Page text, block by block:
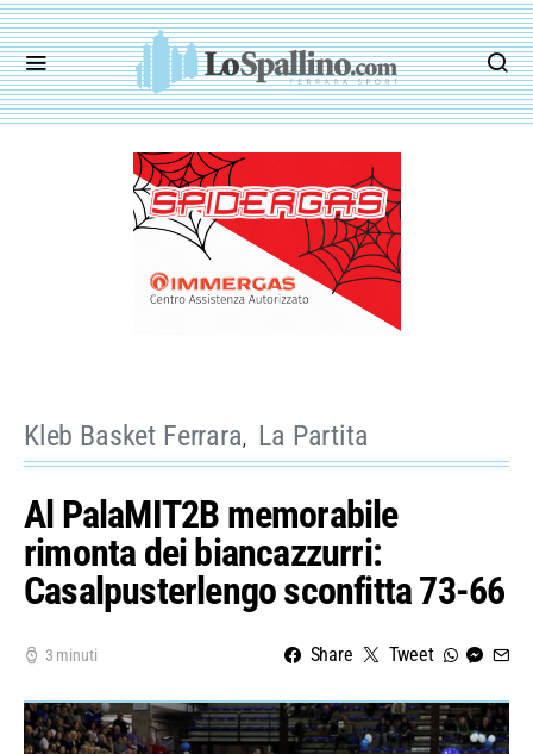
Kleb Basket Ferrara La Partita
Al PalaMIT2B memorabile
rimonta dei biancazzurri:
Casalpusterlengo sconfitta 73-66
3 minuti Share Tweet